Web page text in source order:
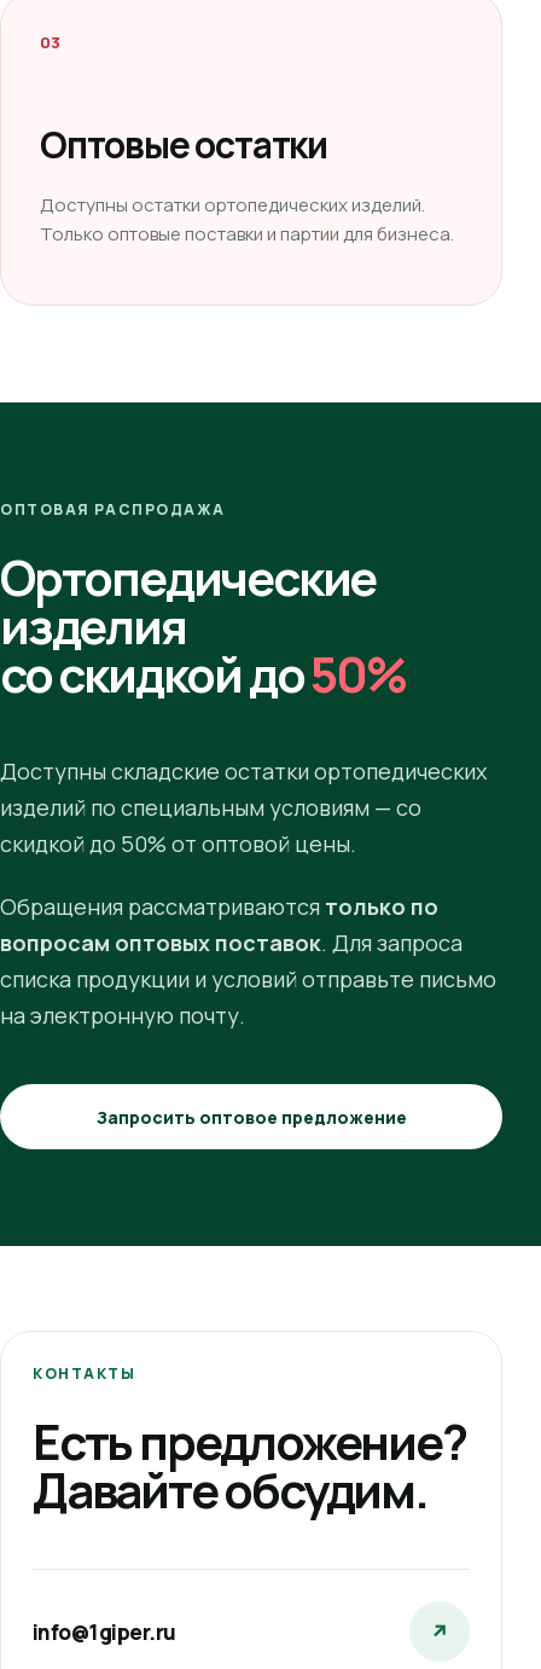
03
Оптовые остатки
Доступны остатки ортопедических изделий.
Только оптовые поставки и партии для бизнеса.
ОПТОВАЯ РАСПРОДАЖА
Ортопедические
изделия
со скидкой до50%
Доступны складские остатки ортопедических
изделий по специальным условиям — со
скидкой до 50% от оптовой цены.
Обращения рассматриваются только по
вопросам оптовых поставок. Для запроса
списка продукции и условий отправьте письмо
на электронную почту.
Запросить оптовое предложение
КОНТАКТЫ
Есть предложение?
Давайте обсудим.
info@1giper.ru ↗